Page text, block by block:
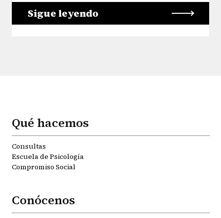
Sigue leyendo
Qué hacemos
Consultas
Escuela de Psicología
Compromiso Social
Conócenos